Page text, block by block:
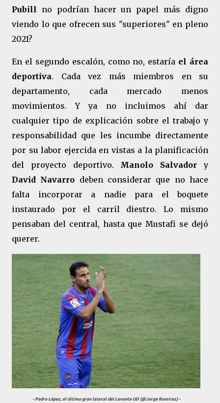
Pubill no podrían hacer un papel más digno
viendo lo que ofrecen sus "superiores" en pleno
2021?
En el segundo escalón, como no, estaría el área
deportiva. Cada vez más miembros en su
departamento, cada mercado menos
movimientos. Y ya no incluimos ahí dar
cualquier tipo de explicación sobre el trabajo y
responsabilidad que les incumbe directamente
por su labor ejercida en vistas a la planificación
del proyecto deportivo. Manolo Salvador y
David Navarro deben considerar que no hace
falta incorporar a nadie para el boquete
instaurado por el carril diestro. Lo mismo
pensaban del central, hasta que Mustafi se dejó
querer.
- Pedro López, el último gran lateral del Levante UD (@Jorge Ramírez) -